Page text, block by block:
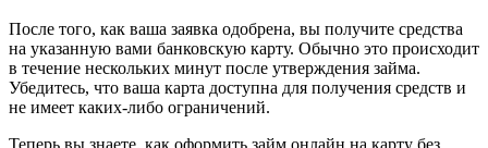
После того, как ваша заявка одобрена, вы получите средства
на указанную вами банковскую карту. Обычно это происходит
в течение нескольких минут после утверждения займа.
Убедитесь, что ваша карта доступна для получения средств и
не имеет каких-либо ограничений.